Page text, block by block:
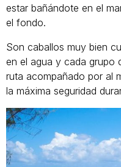
estar bañándote en el
el fondo.
Son caballos muy bien
en el agua y cada grupo
ruta acompañado por al
la máxima seguridad